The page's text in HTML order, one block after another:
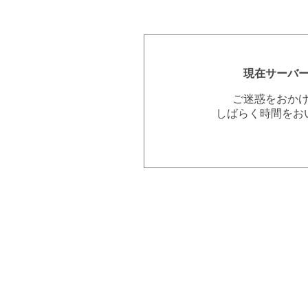
現在サーバ
ご迷惑をおか
しばらく時間を